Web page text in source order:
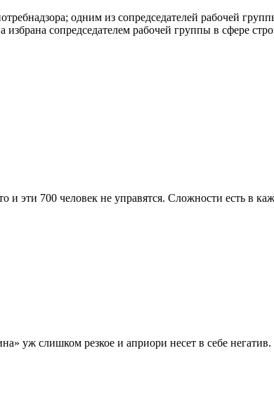
одним из сопредседателей рабочей
сопредседателем рабочей группы в сфере
700 человек не управятся. Сложности есть в
уж слишком резкое и априори несет в себе